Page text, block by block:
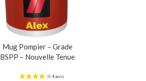
Mug Pompier – Grade
BSPP – Nouvelle Tenue